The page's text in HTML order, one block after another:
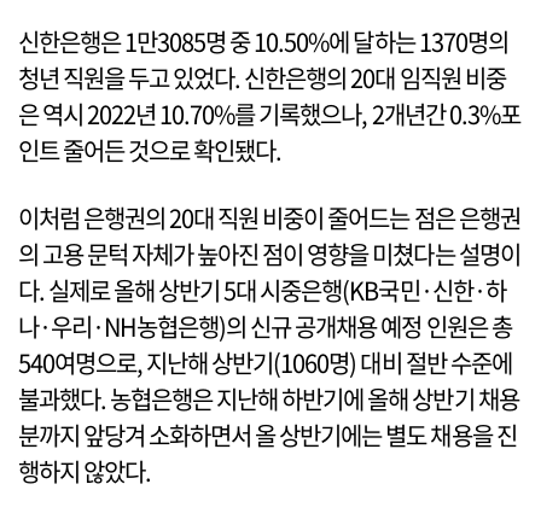
신한은행은 1만3085명 중 10.50%에 달하는 1370명의
청년 직원을 두고 있었다. 신한은행의 20대 임직원 비중
은 역시 2022년 10.70%를 기록했으나, 2개년간 0.3%포
인트 줄어든 것으로 확인됐다.
이처럼 은행권의 20대 직원 비중이 줄어드는 점은 은행권
의 고용 문턱 자체가 높아진 점이 영향을 미쳤다는 설명이
다. 실제로 올해 상반기 5대 시중은행(KB국민·신한·하
나·우리·NH농협은행)의 신규 공개채용 예정 인원은 총
540여명으로, 지난해 상반기(1060명) 대비 절반 수준에
불과했다. 농협은행은 지난해 하반기에 올해 상반기 채용
분까지 앞당겨 소화하면서 올 상반기에는 별도 채용을 진
행하지 않았다.